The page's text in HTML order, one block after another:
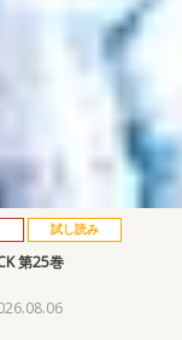
試し読み
第25巻